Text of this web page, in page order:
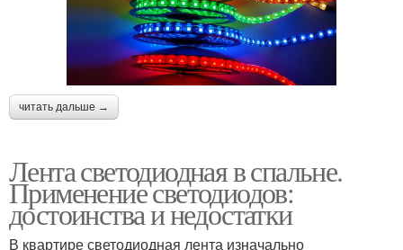
читать дальше →
Лента светодиодная в спальне.
Применение светодиодов:
достоинства и недостатки
В квартире светодиодная лента изначально